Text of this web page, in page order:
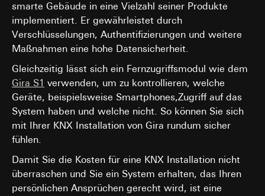
smarte Gebäude in eine Vielzahl seiner Produkte
implementiert. Er gewährleistet durch
Verschlüsselungen, Authentifizierungen und weitere
Maßnahmen eine hohe Datensicherheit.
Gleichzeitig lässt sich ein Fernzugriffsmodul wie dem
Gira S1 verwenden, um zu kontrollieren, welche
Geräte, beispielsweise Smartphones,Zugriff auf das
System haben und welche nicht. So können Sie sich
mit Ihrer KNX Installation von Gira rundum sicher
fühlen.
Damit Sie die Kosten für eine KNX Installation nicht
überraschen und Sie ein System erhalten, das Ihren
persönlichen Ansprüchen gerecht wird, ist eine